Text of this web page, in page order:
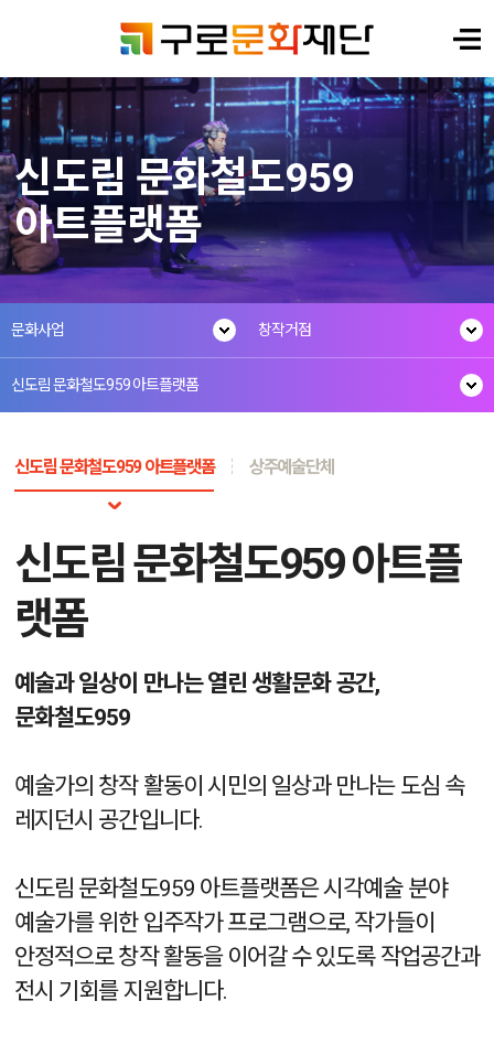
신도림 문화철도959
아트플랫폼
문화사업 창작거점
신도림 문화철도959 아트플랫폼
신도림 문화철도959 아트플랫폼 상주예술단체
신도림 문화철도959 아트플
랫폼
예술과 일상이 만나는 열린 생활문화 공간,
문화철도959
예술가의 창작 활동이 시민의 일상과 만나는 도심 속
레지던시 공간입니다.
신도림 문화철도959 아트플랫폼은 시각예술 분야
예술가를 위한 입주작가 프로그램으로, 작가들이
안정적으로 창작 활동을 이어갈 수 있도록 작업공간과
전시 기회를 지원합니다.